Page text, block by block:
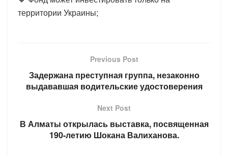
территории Украины;
Previous Post
Задержана преступная группа, незаконно
выдававшая водительские удостоверения
Next Post
В Алматы открылась выставка, посвященная
190-летию Шокана Валиханова.